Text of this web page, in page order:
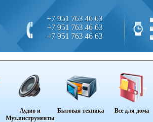
+7 951 763 46 63
+7 951 763 46 63
+7 951 763 46 63
Аудио и
Муз.инструменты
Бытовая техника Все для дома